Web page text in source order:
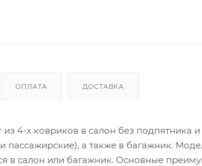
ОПЛАТА ДОСТАВКА
из 4-х ковриков в салон без
пассажирские), а также в багажник.
в салон или багажник. Основные